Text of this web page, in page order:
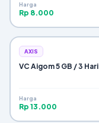
Harga
Rp 8.000
AXIS
VC Aigom 5 GB / 3 Hari
Harga
Rp 13.000